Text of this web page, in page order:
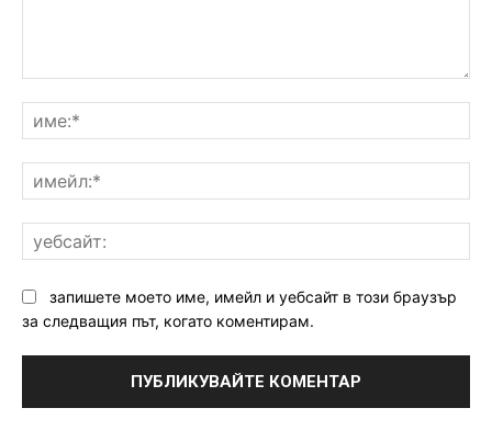
запишете моето име, имейл и уебсайт в този браузър
за следващия път, когато коментирам.